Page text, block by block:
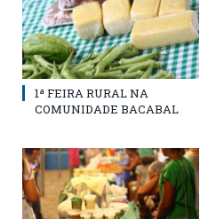
1ª FEIRA RURAL NA
COMUNIDADE BACABAL